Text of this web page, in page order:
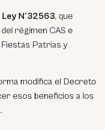
Ley N°32563, que
régimen CAS e
Patrias y
modifica el Decreto
esos beneficios a los